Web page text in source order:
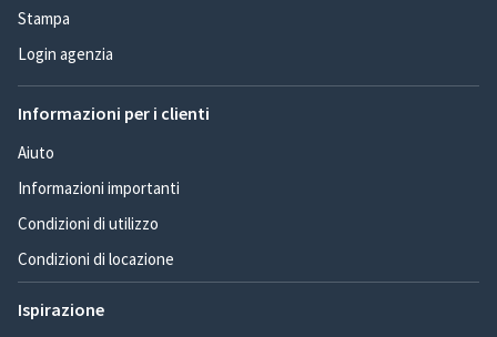
Stampa
Login agenzia
Informazioni per i clienti
Aiuto
Informazioni importanti
Condizioni di utilizzo
Condizioni di locazione
Ispirazione